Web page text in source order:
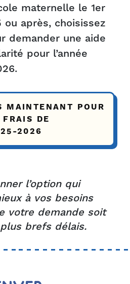
maternelle le 1er
après, choisissez
demander une aide
pour l’année
MAINTENANT POUR
DE
2026
l’option qui
à vos besoins
votre demande soit
brefs délais.